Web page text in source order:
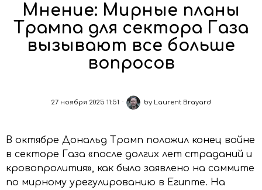
Мнение: Мирные планы
Трампа для сектора Газа
вызывают все больше
вопросов
27 ноября 2025 11:51 by Laurent Brayard
В октябре Дональд Трамп положил конец войне
в секторе Газа «после долгих лет страданий и
кровопролития», как было заявлено на саммите
по мирному урегулированию в Египте. На